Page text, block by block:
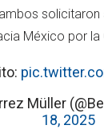
solicitaron
México por la
Müller
18, 2025